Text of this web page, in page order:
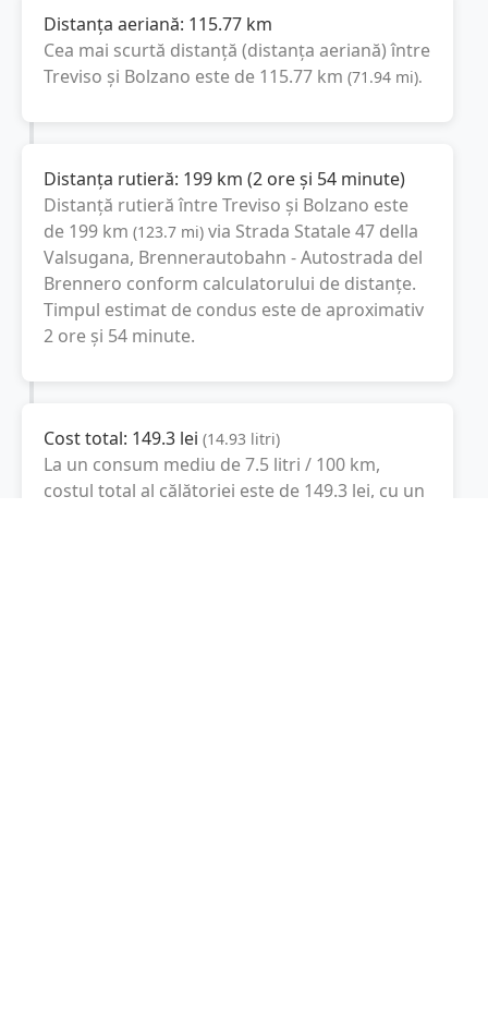
Distanța aeriană: 115.77 km
Cea mai scurtă distanță (distanța aeriană) între
Treviso și Bolzano este de 115.77 km (71.94 mi).
Distanța rutieră: 199 km (2 ore și 54 minute)
Distanță rutieră întreTreviso și Bolzano este
de 199 km (123.7 mi) via Strada Statale 47 della
Valsugana, Brennerautobahn - Autostrada del
Brennero conform calculatorului de distanțe.
Timpul estimat de condus este de aproximativ
2 ore și 54 minute.
Cost total: 149.3 lei (14.93 litri)
La un consum mediu de7.5 litri / 100 km,
costul total al călătoriei este de 149.3 lei, cu un